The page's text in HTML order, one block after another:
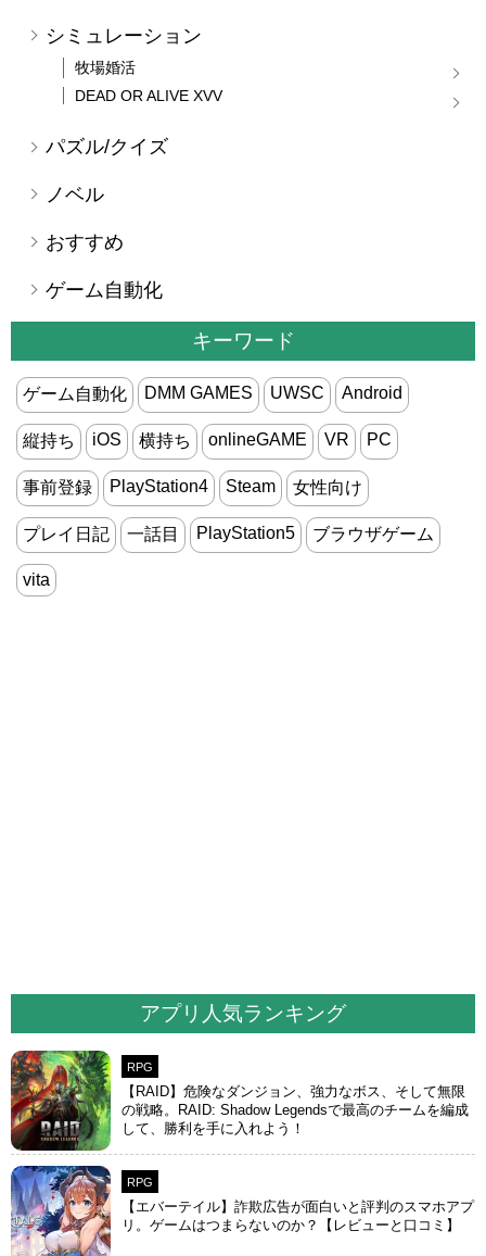
シミュレーション
牧場婚活
DEAD OR ALIVE XVV
パズル/クイズ
ノベル
おすすめ
ゲーム自動化
キーワード
ゲーム自動化 DMM GAMES UWSC Android
縦持ち iOS 横持ち onlineGAME VR PC
事前登録 PlayStation4 Steam 女性向け
プレイ日記 一話目 PlayStation5 ブラウザゲーム
vita
アプリ人気ランキング
RPG
【RAID】危険なダンジョン、強力なボス、そして無限
の戦略。RAID: Shadow Legendsで最高のチームを編成
して、勝利を手に入れよう！
RPG
【エバーテイル】詐欺広告が面白いと評判のスマホアプ
リ。ゲームはつまらないのか？【レビューと口コミ】